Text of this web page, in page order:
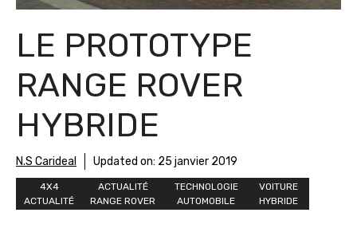
LE PROTOTYPE
RANGE ROVER
HYBRIDE
N.S Carideal Updated on: 25 janvier 2019
4X4
ACTUALITÉ
ACTUALITÉ
RANGE ROVER
TECHNOLOGIE
AUTOMOBILE
VOITURE
HYBRIDE